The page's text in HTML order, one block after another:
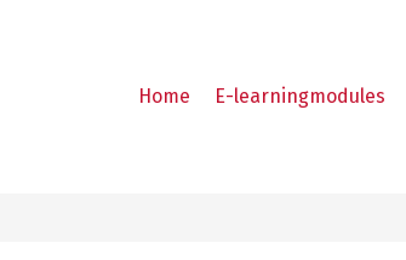
Home E-learningmodules